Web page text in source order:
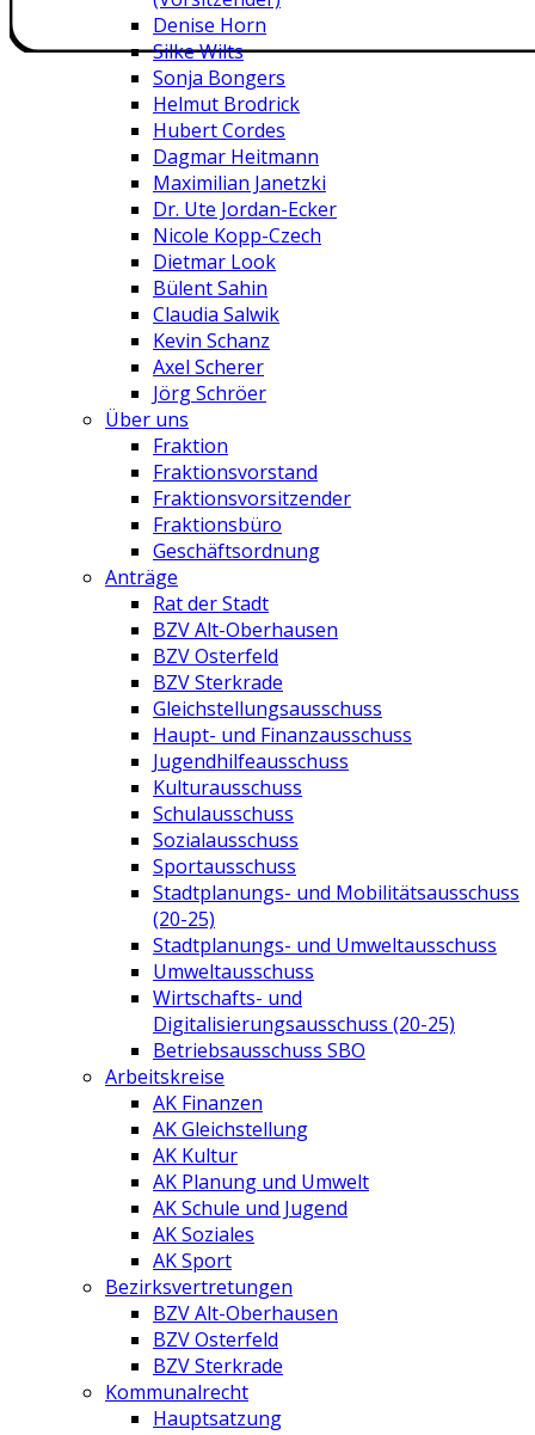
Denise Horn
Silke Wilts
Sonja Bongers
Helmut Brodrick
Hubert Cordes
Dagmar Heitmann
Maximilian Janetzki
Dr. Ute Jordan-Ecker
Nicole Kopp-Czech
Dietmar Look
Bülent Sahin
Claudia Salwik
Kevin Schanz
Axel Scherer
Jörg Schröer
Über uns
Fraktion
Fraktionsvorstand
Fraktionsvorsitzender
Fraktionsbüro
Geschäftsordnung
Anträge
Rat der Stadt
BZV Alt-Oberhausen
BZV Osterfeld
BZV Sterkrade
Gleichstellungsausschuss
Haupt- und Finanzausschuss
Jugendhilfeausschuss
Kulturausschuss
Schulausschuss
Sozialausschuss
Sportausschuss
Stadtplanungs- und Mobilitätsausschuss
(20-25)
Stadtplanungs- und Umweltausschuss
Umweltausschuss
Wirtschafts- und
Digitalisierungsausschuss (20-25)
Betriebsausschuss SBO
Arbeitskreise
AK Finanzen
AK Gleichstellung
AK Kultur
AK Planung und Umwelt
AK Schule und Jugend
AK Soziales
AK Sport
Bezirksvertretungen
BZV Alt-Oberhausen
BZV Osterfeld
BZV Sterkrade
Kommunalrecht
Hauptsatzung